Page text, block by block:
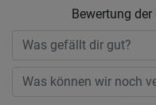
Bewertung